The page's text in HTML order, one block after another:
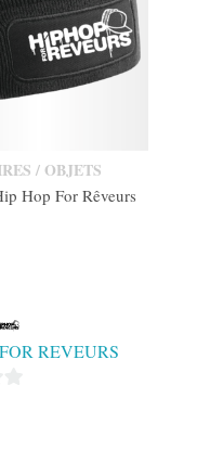
/ OBJETS
Hop For Rêveurs
REVEURS